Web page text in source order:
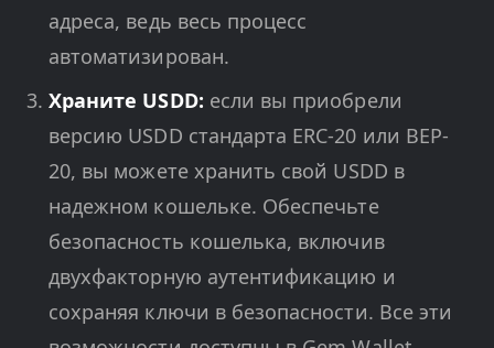
адреса, ведь весь процесс
автоматизирован.
Храните USDD: если вы приобрели
версию USDD стандарта ERC-20 или BEP-
20, вы можете хранить свой USDD в
надежном кошельке. Обеспечьте
безопасность кошелька, включив
двухфакторную аутентификацию и
сохраняя ключи в безопасности. Все эти